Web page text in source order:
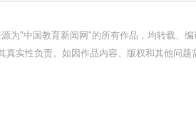
为"中国教育新闻网"的所有作品，均转载、
真实性负责。如因作品内容、版权和其他问